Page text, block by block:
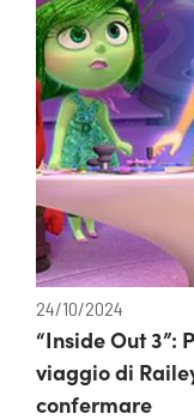
24/10/2024
“Inside Out 3”:
viaggio di
confermare